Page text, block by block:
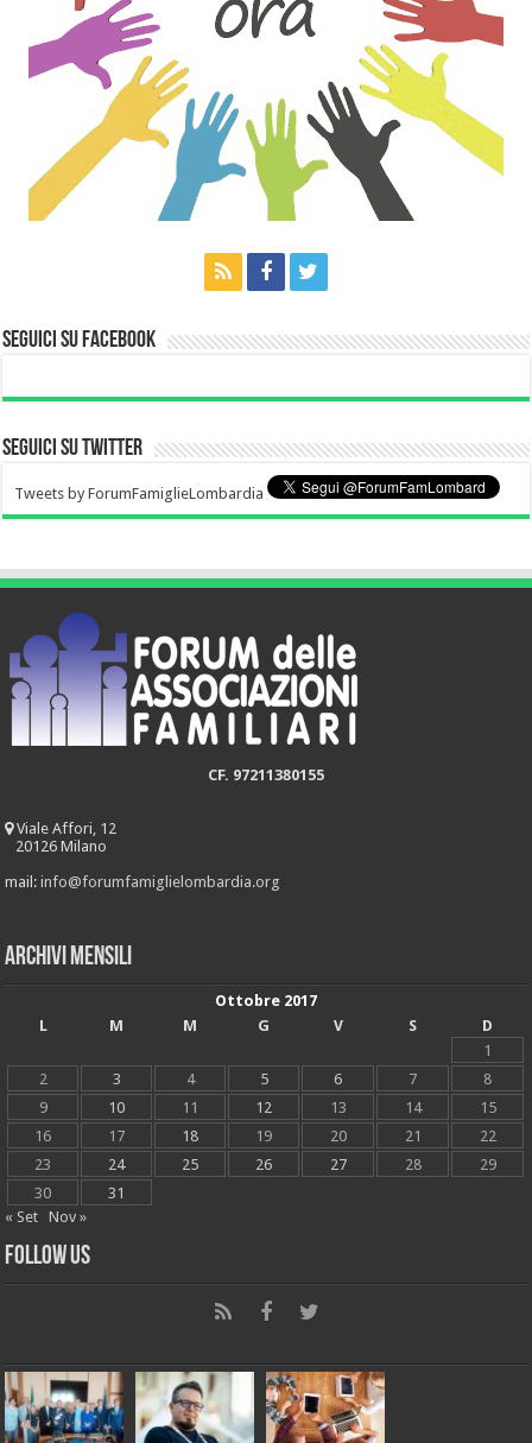
Seguici su Facebook
Seguici su Twitter
Tweets by ForumFamiglieLombardia
CF. 97211380155
Viale Affori, 12
20126 Milano
mail:info@forumfamiglielombardia.org
Archivi mensili
Ottobre 2017
L
M M G V S
D
1
2
3 4 5 6 7
8
9
10 11 12 13 14
15
16
17 18 19 20 21
22
23
24 25 26 27 28
29
30
31
« Set
Nov »
Follow Us